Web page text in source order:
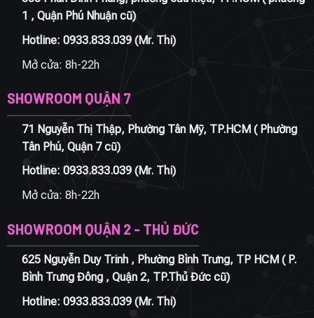
1 , Quận Phú Nhuận cũ)
Hotline: 0933.833.039(Mr. Thi)
Mở cửa: 8h-22h
SHOWROOM QUẬN 7
71 Nguyễn Thị Thập, Phường Tân Mỹ, TP.HCM ( Phường
Tân Phú, Quận 7 cũ)
Hotline: 0933.833.039(Mr. Thi)
Mở cửa: 8h-22h
SHOWROOM QUẬN 2 - THỦ ĐỨC
625 Nguyễn Duy Trinh , Phường Bình Trưng, TP HCM ( P.
Bình Trưng Đông , Quận 2, TP.Thủ Đức cũ)
Hotline: 0933.833.039(Mr. Thi)